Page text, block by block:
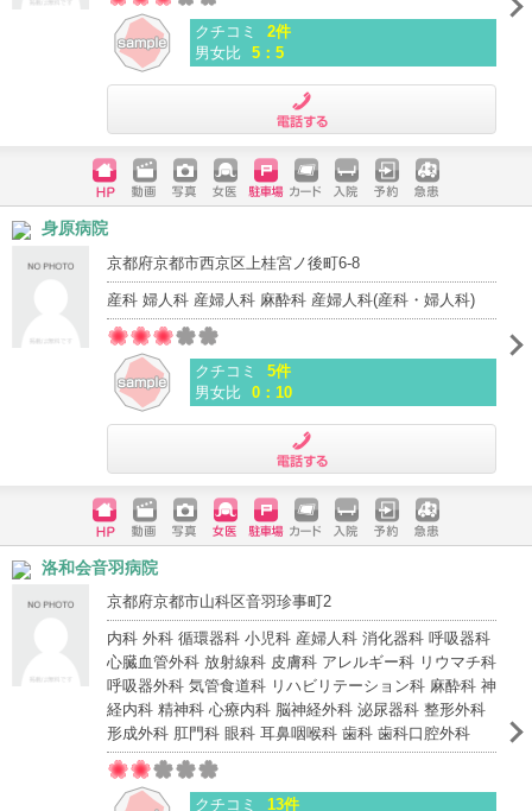
クチコミ
2件
男女比 5：5
ホームペ
ージ
動画 写真 女医 駐車場
クレジッ
入院 予約 急患
身原病院
京都府京都市西京区上桂宮ノ後町6-8
産科 婦人科 産婦人科 麻酔科 産婦人科(産科・婦人科)
クチコミ
5件
男女比 0：10
ホームペ
ージ
動画 写真 女医 駐車場
クレジッ
入院 予約 急患
洛和会音羽病院
京都府京都市山科区音羽珍事町2
内科 外科 循環器科 小児科 産婦人科 消化器科 呼吸器科
心臓血管外科 放射線科 皮膚科 アレルギー科 リウマチ科
呼吸器外科 気管食道科 リハビリテーション科 麻酔科 神
経内科 精神科 心療内科 脳神経外科 泌尿器科 整形外科
形成外科 肛門科 眼科 耳鼻咽喉科 歯科 歯科口腔外科
クチコミ 13件